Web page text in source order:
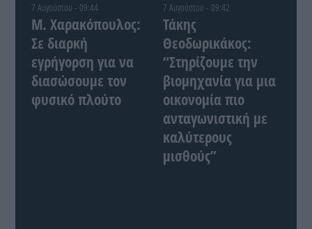
7 Αυγούστου - 09:44
Μ. Χαρακόπουλος:
Σε διαρκή
εγρήγορση για να
διασώσουμε τον
φυσικό πλούτο
7 Αυγούστου - 09:42
Τάκης
Θεοδωρικάκος:
“Στηρίζουμε την
βιομηχανία για μια
οικονομία πιο
ανταγωνιστική με
καλύτερους
μισθούς”